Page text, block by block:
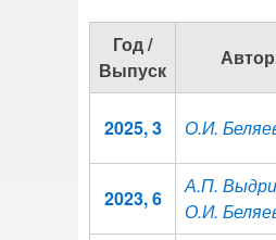
Год /
Выпуск
2025, 3 О.И.
2023, 6
А.П.
О.И.